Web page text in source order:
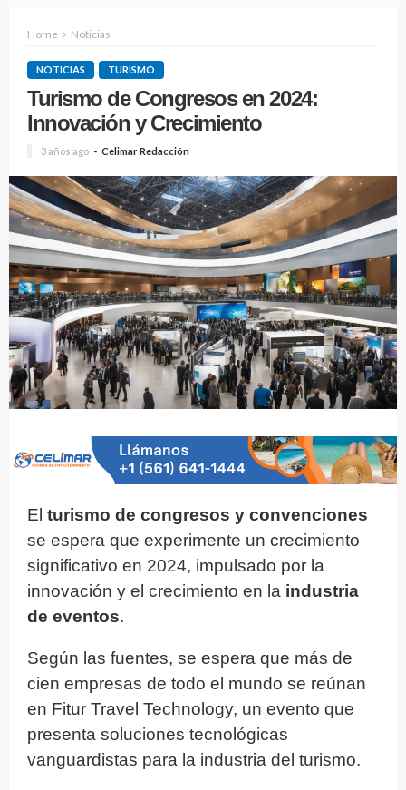
Home Noticias
NOTICIAS TURISMO
Turismo de Congresos en 2024:
Innovación y Crecimiento
3 años ago Celimar Redacción
El turismo de congresos y convenciones
se espera que experimente un crecimiento
significativo en 2024, impulsado por la
innovación y el crecimiento en la industria
de eventos.
Según las fuentes, se espera que más de
cien empresas de todo el mundo se reúnan
en Fitur Travel Technology, un evento que
presenta soluciones tecnológicas
vanguardistas para la industria del turismo.